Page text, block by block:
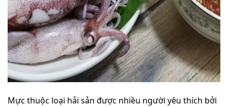
Mực thuộc loại hải sản được nhiều người yêu thích bởi